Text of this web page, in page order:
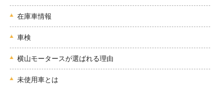
在庫車情報
車検
横山モータースが選ばれる理由
未使用車とは